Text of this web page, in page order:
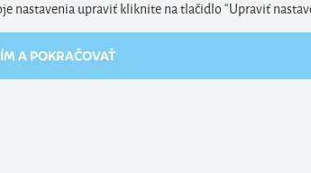
nastavenia upraviť kliknite na tlačidlo “Upraviť
A POKRAČOVAŤ